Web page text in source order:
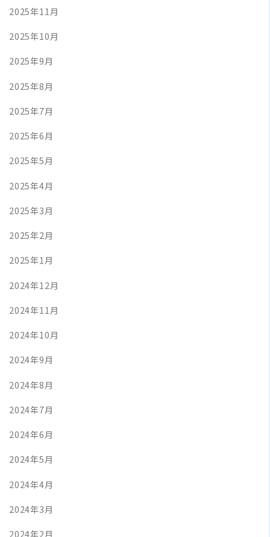
2025年11月
2025年10月
2025年9月
2025年8月
2025年7月
2025年6月
2025年5月
2025年4月
2025年3月
2025年2月
2025年1月
2024年12月
2024年11月
2024年10月
2024年9月
2024年8月
2024年7月
2024年6月
2024年5月
2024年4月
2024年3月
2024年2月